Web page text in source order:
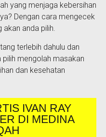
yang menjaga kebersihan
Dengan cara mengecek
akan anda pilih.
terlebih dahulu dan
mengolah masakan
dan kesehatan
IVAN RAY
DI MEDINA